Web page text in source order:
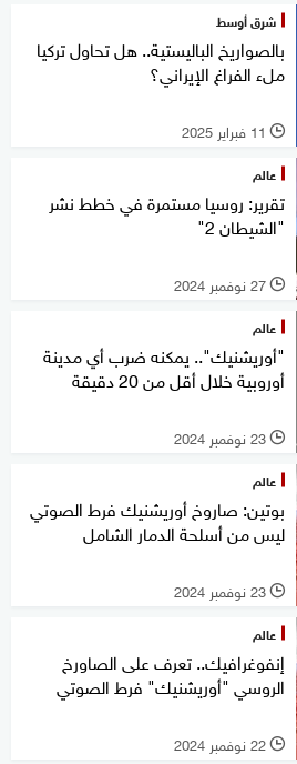
شرق أوسط
بالصواريخ الباليستية.. هل تحاول تركيا
ملء الفراغ الإيراني؟
l 11 فبراير 2025
عالم
تقرير: روسيا مستمرة في خطط نشر
"الشيطان 2"
l 27 نوفمبر 2024
عالم
"أوريشنيك".. يمكنه ضرب أي مدينة
أوروبية خلال أقل من 20 دقيقة
l 23 نوفمبر 2024
عالم
بوتين: صاروخ أوريشنيك فرط الصوتي
ليس من أسلحة الدمار الشامل
l 23 نوفمبر 2024
عالم
إنفوغرافيك.. تعرف على الصاورخ
الروسي "أوريشنيك" فرط الصوتي
l 22 نوفمبر 2024